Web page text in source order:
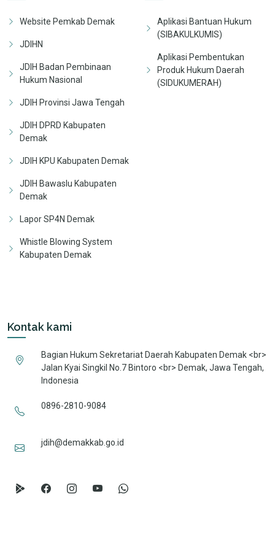
Website Pemkab Demak
JDIHN
JDIH Badan Pembinaan
Hukum Nasional
JDIH Provinsi Jawa Tengah
JDIH DPRD Kabupaten
Demak
JDIH KPU Kabupaten Demak
JDIH Bawaslu Kabupaten
Demak
Lapor SP4N Demak
Whistle Blowing System
Kabupaten Demak
Aplikasi Bantuan Hukum
(SIBAKULKUMIS)
Aplikasi Pembentukan
Produk Hukum Daerah
(SIDUKUMERAH)
Kontak kami
Bagian Hukum Sekretariat Daerah Kabupaten Demak <br>
Jalan Kyai Singkil No.7 Bintoro <br> Demak, Jawa Tengah,
Indonesia
0896-2810-9084
jdih@demakkab.go.id